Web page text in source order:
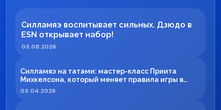
Силламяэ воспитывает сильных. Дзюдо в
ESN открывает набор!
03.08.2026
Силламяэ на татами: мастер-класс Приита
Михкелсона, который меняет правила игры в
регионе
03.04.2026